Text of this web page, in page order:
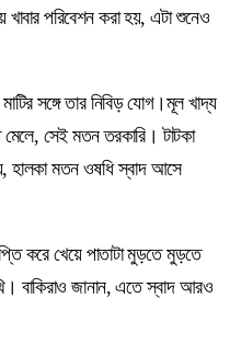
পরিবেশন করা হয়, এটা শুনেও
সঙ্গে তার নিবিড় যোগ।মূল খাদ্য
মেলে, সেই মতন তরকারি। টাটকা
হালকা মতন ওষধি স্বাদ আসে
করে খেয়ে পাতাটা মুড়তে মুড়তে
বাকিরাও জানান, এতে স্বাদ আরও